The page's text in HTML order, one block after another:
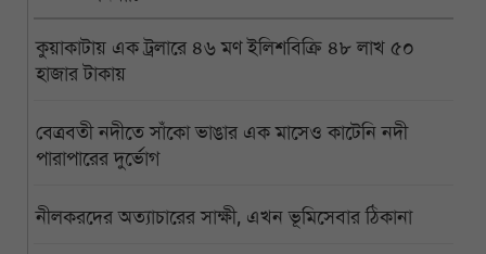
কুয়াকাটায় এক ট্রলারে ৪৬ মণ ইলিশবিক্রি ৪৮ লাখ ৫০
হাজার টাকায়
বেত্রবতী নদীতে সাঁকো ভাঙার এক মাসেও কাটেনি নদী
পারাপারের দুর্ভোগ
নীলকরদের অত্যাচারের সাক্ষী, এখন ভূমিসেবার ঠিকানা